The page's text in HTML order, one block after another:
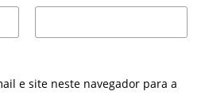
e site neste navegador para a